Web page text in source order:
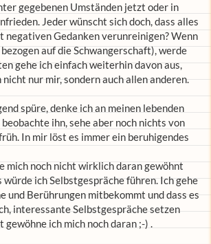
gegebenen Umständen jetzt oder in
Jeder wünscht sich doch, dass alles
Gedanken verunreinigen? Wenn
auf die Schwangerschaft), werde
gehe ich einfach weiterhin davon aus,
nur mir, sondern auch allen anderen.
spüre, denke ich an meinen lebenden
ihn, sehe aber noch nichts von
In mir löst es immer ein beruhigendes
mich noch nicht wirklich daran gewöhnt
ich Selbstgespräche führen. Ich gehe
und Berührungen mitbekommt und dass es
interessante Selbstgespräche setzen
ich mich noch daran ;-) .